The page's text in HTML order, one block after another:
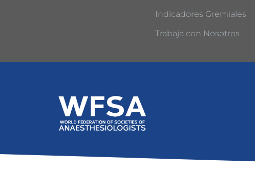
Indicadores Gremiales
Trabaja con Nosotros